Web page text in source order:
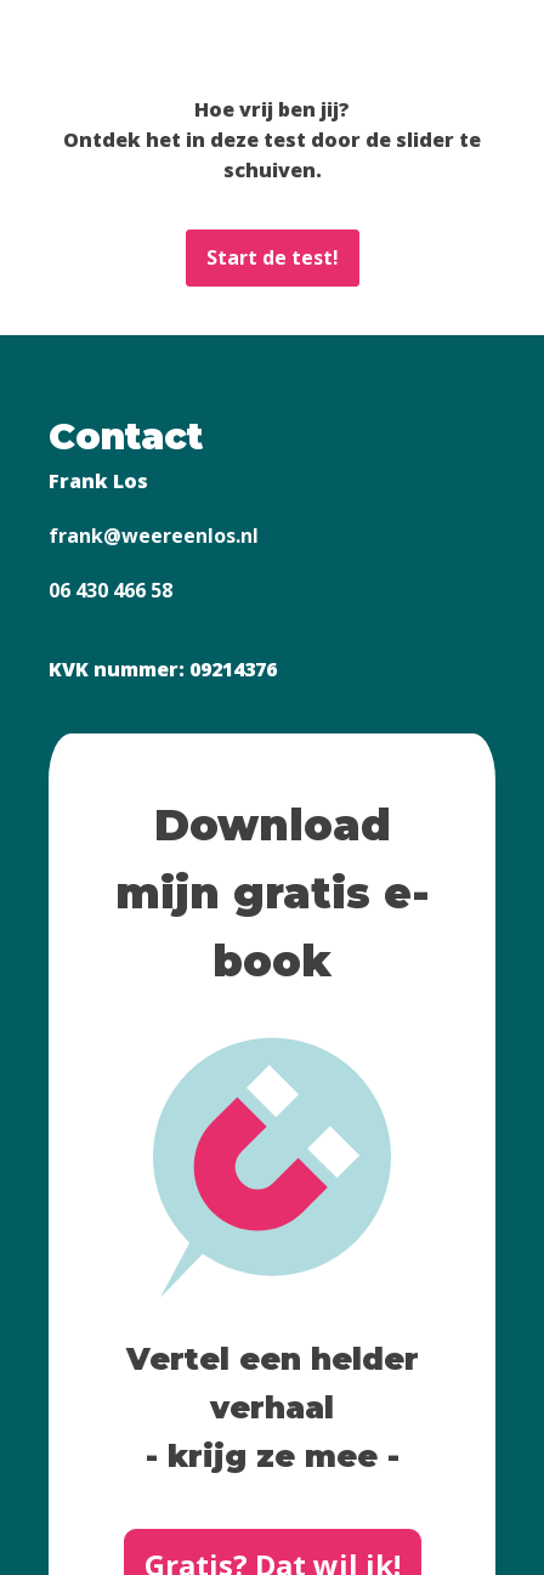
Hoe vrij ben jij?
Ontdek het in deze test door de slider te
schuiven.
Start de test!
Contact
Frank Los
frank@weereenlos.nl
06 430 466 58
KVK nummer: 09214376
Download
mijn gratis e-
book
Vertel een helder
verhaal
- krijg ze mee -
Gratis? Dat wil ik!